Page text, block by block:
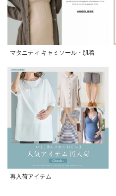
マタニティ キャミソール・肌着
再入荷アイテム